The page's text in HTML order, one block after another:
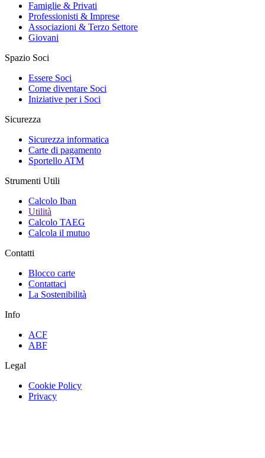
Famiglie & Privati
Professionisti & Imprese
Associazioni & Terzo Settore
Giovani
Spazio Soci
Essere Soci
Come diventare Soci
Iniziative per i Soci
Sicurezza
Sicurezza informatica
Carte di pagamento
Sportello ATM
Strumenti Utili
Calcolo Iban
Utilità
Calcolo TAEG
Calcola il mutuo
Contatti
Blocco carte
Contattaci
La Sostenibilità
Info
ACF
ABF
Legal
Cookie Policy
Privacy